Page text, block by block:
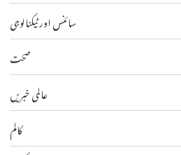
سائنس اور ٹیکنالوجی
صحت
عالمی خبریں
کالم